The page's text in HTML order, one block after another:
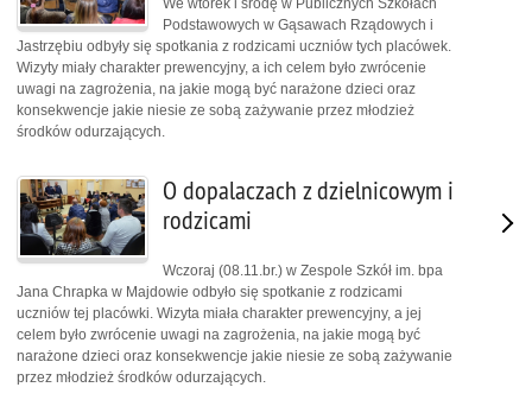
Podstawowych w Gąsawach Rządowych i
Jastrzębiu odbyły się spotkania z rodzicami uczniów tych placówek.
Wizyty miały charakter prewencyjny, a ich celem było zwrócenie
uwagi na zagrożenia, na jakie mogą być narażone dzieci oraz
konsekwencje jakie niesie ze sobą zażywanie przez młodzież
środków odurzających.
O dopalaczach z dzielnicowym i
rodzicami
Wczoraj (08.11.br.) w Zespole Szkół im. bpa
Jana Chrapka w Majdowie odbyło się spotkanie z rodzicami
uczniów tej placówki. Wizyta miała charakter prewencyjny, a jej
celem było zwrócenie uwagi na zagrożenia, na jakie mogą być
narażone dzieci oraz konsekwencje jakie niesie ze sobą zażywanie
przez młodzież środków odurzających.